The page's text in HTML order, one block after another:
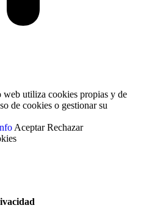
web utiliza cookies propias y de
de cookies o gestionar su
Aceptar Rechazar